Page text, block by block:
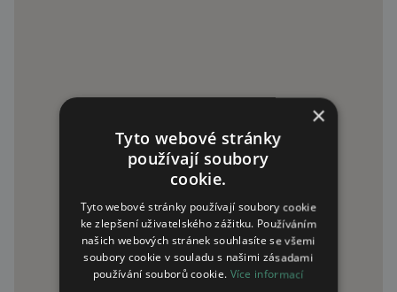
×
Tyto webové stránky
používají soubory
cookie.
Tyto webové stránky používají soubory cookie
ke zlepšení uživatelského zážitku. Používáním
našich webových stránek souhlasíte se všemi
soubory cookie v souladu s našimi zásadami
používání souborů cookie. Více informací